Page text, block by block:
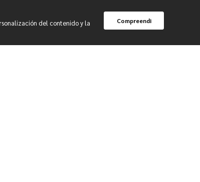
del contenido y la
Compreendi